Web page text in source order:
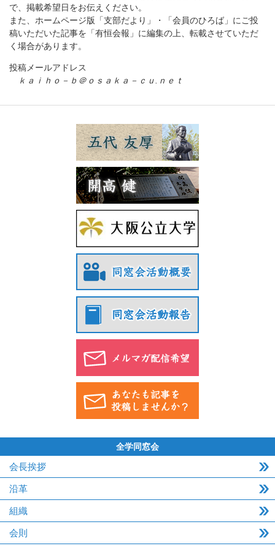
で、掲載希望日をお伝えください。
また、ホームページ版「支部だより」・「会員のひろば」にご投
稿いただいた記事を「有恒会報」に編集の上、転載させていただ
く場合があります。
投稿メールアドレス
ｋａｉｈｏ－ｂ＠ｏｓａｋａ－ｃｕ.ｎｅｔ
全学同窓会
会長挨拶
沿革
組織
会則